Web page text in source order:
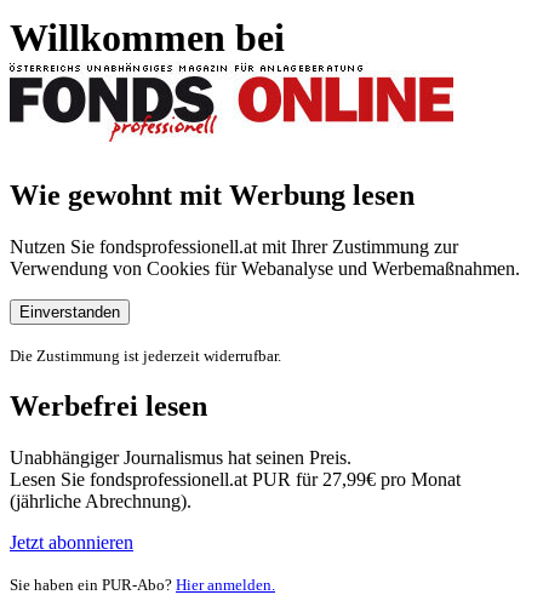
Willkommen bei
Wie gewohnt mit Werbung lesen
Nutzen Sie fondsprofessionell.at mit Ihrer Zustimmung zur
Verwendung von Cookies für Webanalyse und Werbemaßnahmen.
Einverstanden
Die Zustimmung ist jederzeit widerrufbar.
Werbefrei lesen
Unabhängiger Journalismus hat seinen Preis.
Lesen Sie fondsprofessionell.at PUR für 27,99€ pro Monat
(jährliche Abrechnung).
Jetzt abonnieren
Sie haben ein PUR-Abo? Hier anmelden.